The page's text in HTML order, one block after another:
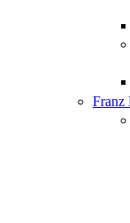
Franz